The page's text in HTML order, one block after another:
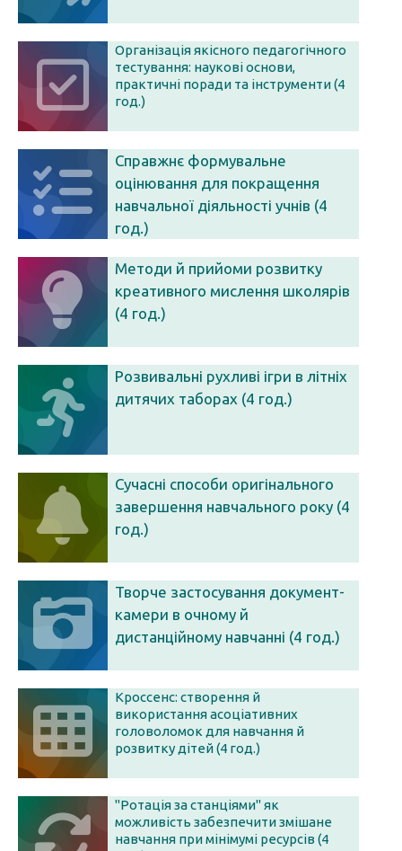
Організація якісного педагогічного
тестування: наукові основи,
практичні поради та інструменти (4
год.)
Справжнє формувальне
оцінювання для покращення
навчальної діяльності учнів (4
год.)
Методи й прийоми розвитку
креативного мислення школярів
(4 год.)
Розвивальні рухливі ігри в літніх
дитячих таборах (4 год.)
Сучасні способи оригінального
завершення навчального року (4
год.)
Творче застосування документ-
камери в очному й
дистанційному навчанні (4 год.)
Кроссенс: створення й
використання асоціативних
головоломок для навчання й
розвитку дітей (4 год.)
"Ротація за станціями" як
можливість забезпечити змішане
навчання при мінімумі ресурсів (4